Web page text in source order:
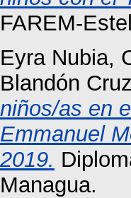
FAREM-
Eyra Nubia,
Blandón Cruz
niños/as en
Emmanuel
2019.
Managua.